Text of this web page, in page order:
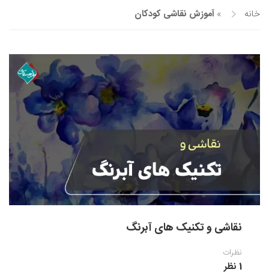
آموزش مجازی طراحی لباس
آموزش مجازی گرافیک
آموزش مجازی طراحی داخلی
نقاشی پاستل
نقاشی رنگ روغن
نقاشی آبرنگ
نقاشی کودک و نوجوان
طراحی سیاه قلم
نقاش مداد رنگی
نقاشی مینیاتور(نگارگری)
خوشنویسی نستعلیق
خوشنویسی با خودکار
خط نقاشی
خانه » آموزش نقاشی کودکان
نقاشی و تکنیک های آبرنگ
نظرات
1 نظر